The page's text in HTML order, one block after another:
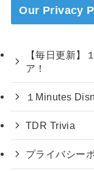
Our Privacy
【毎日更新】
ア！
１Minutes
TDR Trivia
プライバシー